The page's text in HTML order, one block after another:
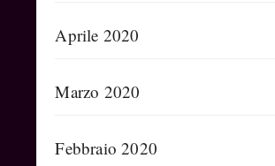
Aprile 2020
Marzo 2020
Febbraio 2020